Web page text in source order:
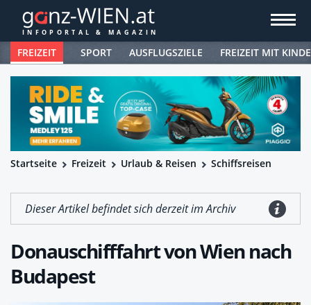
FREIZEIT SPORT AUSFLUGSZIELE FREIZEIT MIT
Startseite Freizeit Urlaub & Reisen Schiffsreisen
Dieser Artikel befindet sich derzeit im Archiv
Donauschifffahrt von Wien nach
Budapest